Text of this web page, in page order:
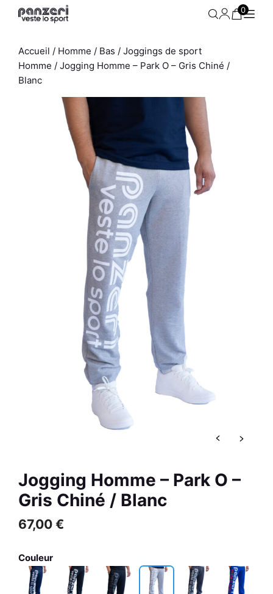
Sweat Homme - Easy K P71
59,00
Aller
0
Accueil / Homme / Bas / Joggings de sport
Homme / Jogging Homme – Park O – Gris Chiné /
Blanc
Jogging Homme – Park O –
Gris Chiné / Blanc
67,00 €
Couleur